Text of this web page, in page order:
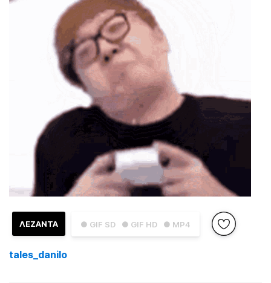
● GIF SD ● GIF HD ● MP4
ΛΕΖΑΝΤΑ
tales_danilo